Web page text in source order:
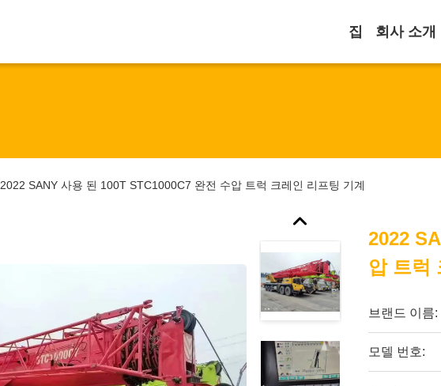
집 회사 소개
2022 SANY 사용 된 100T STC1000C7 완전 수압 트럭 크레인 리프팅 기계
2022
압 트럭
브랜드 이름:
모델 번호: